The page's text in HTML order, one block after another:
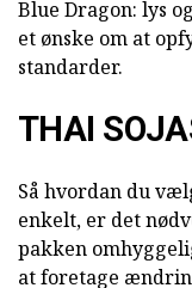
Blue Dragon: lys
et ønske om at
standarder.
THAI
Så hvordan du
enkelt, er det
pakken
at foretage